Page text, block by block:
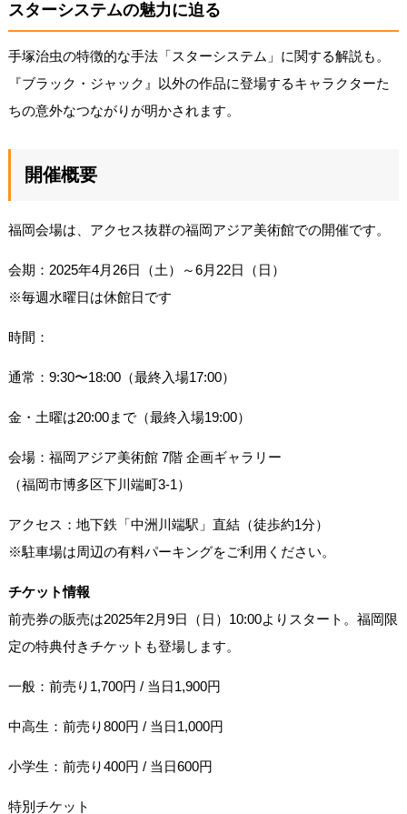
スターシステムの魅力に迫る
手塚治虫の特徴的な手法「スターシステム」に関する解説も。
『ブラック・ジャック』以外の作品に登場するキャラクターた
ちの意外なつながりが明かされます。
開催概要
福岡会場は、アクセス抜群の福岡アジア美術館での開催です。
会期：2025年4月26日（土）～6月22日（日）
※毎週水曜日は休館日です
時間：
通常：9:30〜18:00（最終入場17:00）
金・土曜は20:00まで（最終入場19:00）
会場：福岡アジア美術館 7階 企画ギャラリー
（福岡市博多区下川端町3-1）
アクセス：地下鉄「中洲川端駅」直結（徒歩約1分）
※駐車場は周辺の有料パーキングをご利用ください。
チケット情報
前売券の販売は2025年2月9日（日）10:00よりスタート。福岡限
定の特典付きチケットも登場します。
一般：前売り1,700円 / 当日1,900円
中高生：前売り800円 / 当日1,000円
小学生：前売り400円 / 当日600円
特別チケット